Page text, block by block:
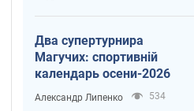
Два супертурнира
Магучих: спортивній
календарь осени-2026
Александр Липенко 534